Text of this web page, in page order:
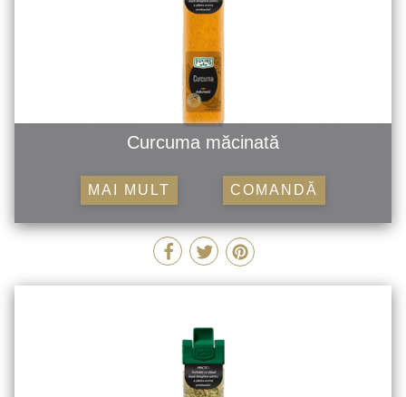
Curcuma măcinată
MAI MULT COMANDĂ